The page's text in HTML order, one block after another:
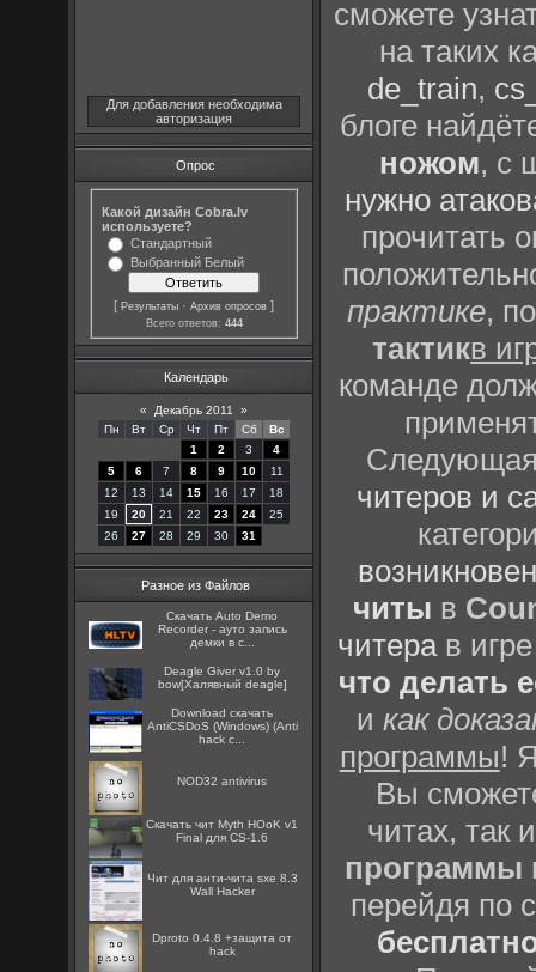
Для добавления необходима
авторизация
Опрос
Какой дизайн Cobra.lv
используете?
Стандартный
Выбранный Белый
[Результаты ·Архив опросов ]
Всего ответов: 444
Календарь
« Декабрь 2011
»
Пн
Вт Ср Чт Пт Сб
Вс
1
2 3
4
5
6 7 8 9 10
11
12
13 14 15 16 17
18
19
20 21 22 23 24
25
26
27 28 29 30 31
Разное из Файлов
Скачать Auto Demo
Recorder - ауто запись
демки в c...
Deagle Giver v1.0 by
bow[Халявный deagle]
Download скачать
AntiCSDoS (Windows) (Anti
hack c...
NOD32 antivirus
Скачать чит Myth HОоK v1
Final для CS-1.6
Чит для анти-чита sxe 8.3
Wall Hacker
Dproto 0.4.8 +защита от
hack
сможете
на таких
de_train,
блоге
ножом, с
нужно
прочитать
практике,
тактикв
команде
Следующая
читеров и
читы в
читерав
что делать
икак
программы!
Вы
читах, так
программы
перейдя по